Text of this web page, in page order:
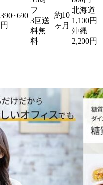
390~690
円
フ
3回送
料無
料
約10
ヶ月
北海道
1,100円
沖縄
2,200円